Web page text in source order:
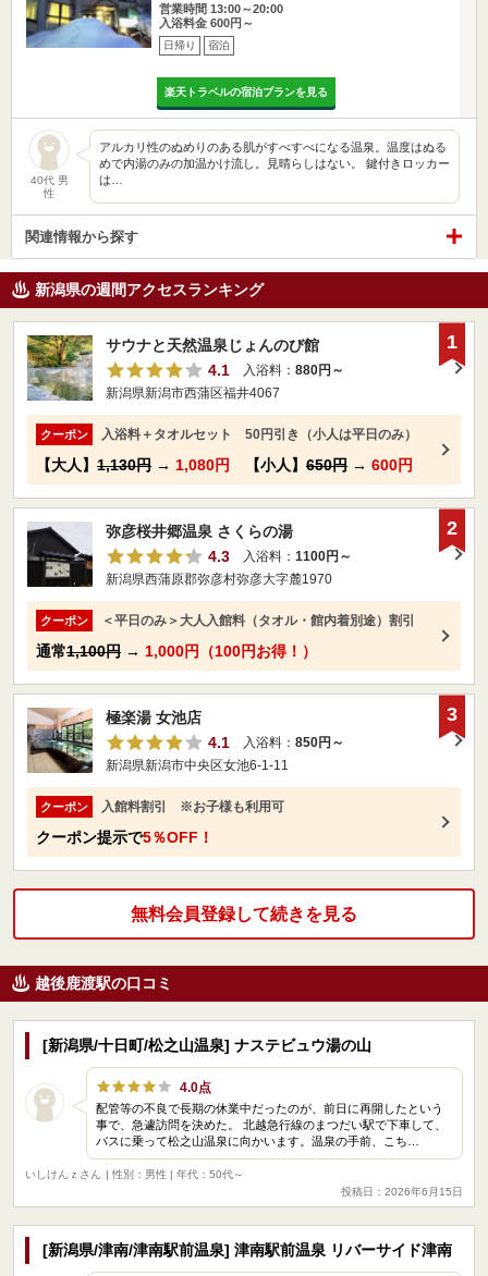
営業時間 13:00～20:00
入浴料金 600円～
日帰り 宿泊
楽天トラベルの宿泊プランを見る
40代 男
性
アルカリ性のぬめりのある肌がすべすべになる温泉。温度はぬる
めで内湯のみの加温かけ流し。見晴らしはない。 鍵付きロッカー
は…
関連情報から探す
新潟県の週間アクセスランキング
サウナと天然温泉じょんのび館
4.1
入浴料： 880円～
新潟県新潟市西蒲区福井4067
クーポン 入浴料＋タオルセット 50円引き（小人は平日のみ）
【大人】 1,130円 → 1,080円 【小人】 650円 → 600円
1
弥彦桜井郷温泉 さくらの湯
4.3
入浴料： 1100円～
新潟県西蒲原郡弥彦村弥彦大字麓1970
クーポン ＜平日のみ＞大人入館料（タオル・館内着別途）割引
通常1,100円 → 1,000円（100円お得！）
2
極楽湯 女池店
4.1
入浴料： 850円～
新潟県新潟市中央区女池6-1-11
クーポン 入館料割引 ※お子様も利用可
クーポン提示で5％OFF！
3
無料会員登録して続きを見る
越後鹿渡駅の口コミ
[新潟県/十日町/松之山温泉] ナステビュウ湯の山
4.0点
配管等の不良で長期の休業中だったのが、前日に再開したという
事で、急遽訪問を決めた。 北越急行線のまつだい駅で下車して、
バスに乗って松之山温泉に向かいます。温泉の手前、こち…
いしけんｚさん
| 性別：男性 | 年代：50代～
投稿日：2026年6月15日
[新潟県/津南/津南駅前温泉] 津南駅前温泉 リバーサイド津南